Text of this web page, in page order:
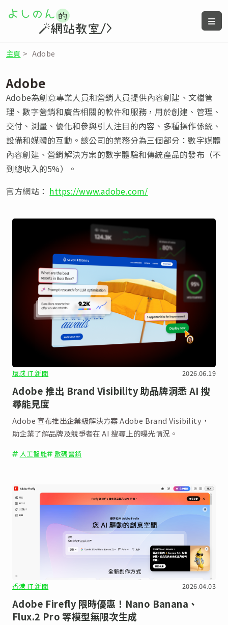
主頁 > Adobe
Adobe
Adobe為創意專業人員和營銷人員提供內容創建、文檔管
理、數字營銷和廣告相關的軟件和服務，用於創建、管理、
交付、測量、優化和參與引人注目的內容、多種操作係統、
設備和媒體的互動。該公司的業務分為三個部分：數字媒體
內容創建、營銷解決方案的數字體驗和傳統產品的發布（不
到總收入的5%）。
官方網站： https://www.adobe.com/
環球 IT 新聞 2026.06.19
Adobe 推出 Brand Visibility 助品牌洞悉 AI 搜
尋能見度
Adobe 宣布推出企業級解決方案 Adobe Brand Visibility，
助企業了解品牌及競爭者在 AI 搜尋上的曝光情況。
人工智能 數碼營銷
香港 IT 新聞 2026.04.03
Adobe Firefly 限時優惠！Nano Banana、
Flux.2 Pro 等模型無限次生成